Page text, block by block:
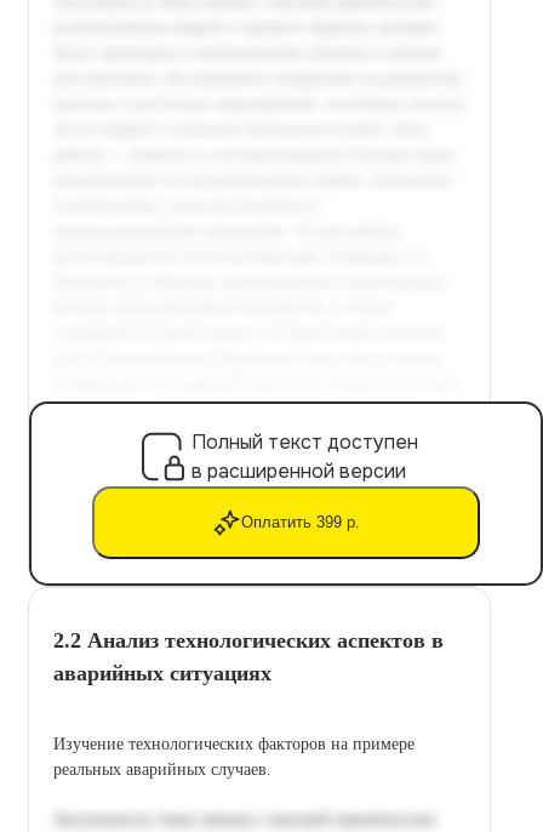
Полный текст доступен
в расширенной версии
Оплатить 399 р.
2.2 Анализ технологических аспектов в
аварийных ситуациях
Изучение технологических факторов на примере
реальных аварийных случаев.